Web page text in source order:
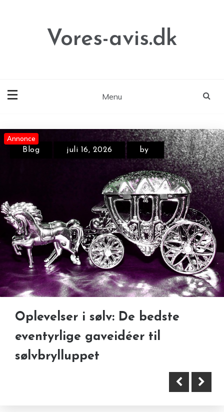
Vores-avis.dk
Menu
juli 31, 2026 by
Annonce
Flere danskere vælger
kitesurfing og sådan har
sporten vundet frem
Annonce
eller tysk taktik?
Blog juli 16, 2026 by
Annonce
Oplevelser i sølv: De bedste
eventyrlige gaveidéer til
sølvbrylluppet